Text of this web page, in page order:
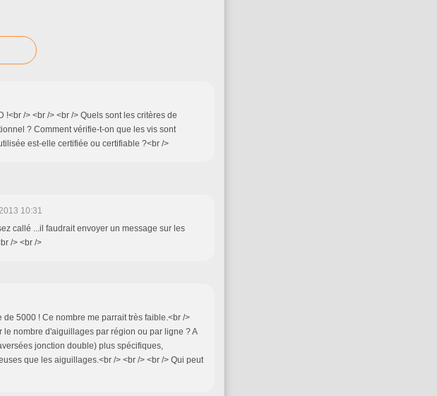
!<br /> <br /> <br /> Quels sont les critères de
? Comment vérifie-t-on que les vis sont
est-elle certifiée ou certifiable ?<br />
10:31
callé ...il faudrait envoyer un message sur les
/> <br />
5000 ! Ce nombre me parrait très faible.<br />
le nombre d'aiguillages par région ou par ligne ? A
jonction double) plus spécifiques,
que les aiguillages.<br /> <br /> <br /> Qui peut